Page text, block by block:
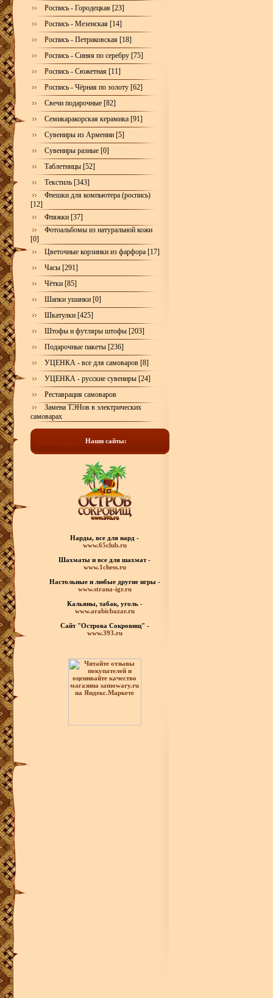
Роспись - Городецкая [23]
Роспись - Мезенская [14]
Роспись - Петриковская [18]
Роспись - Синяя по серебру [75]
Роспись - Сюжетная [11]
Роспись - Чёрная по золоту [62]
Свечи подарочные [82]
Семикаракорская керамика [91]
Сувениры из Армении [5]
Сувениры разные [0]
Таблетницы [52]
Текстиль [343]
Флешки для компьютера (роспись)
[12]
Фляжки [37]
Фотоальбомы из натуральной кожи
[0]
Цветочные корзинки из фарфора [17]
Часы [291]
Чётки [85]
Шапки ушанки [0]
Шкатулки [425]
Штофы и футляры штофы [203]
Подарочные пакеты [236]
УЦЕНКА - все для самоваров [8]
УЦЕНКА - русские сувениры [24]
Реставрация самоваров
Замена ТЭНов в электрических
самоварах
Наши сайты:
Нарды, все для нард -
www.65club.ru
Шахматы и все для шахмат -
www.1chess.ru
Настольные и любые другие игры -
www.strana-igr.ru
Кальяны, табак, уголь -
www.arabicbazar.ru
Сайт "Острова Сокровищ" -
www.393.ru